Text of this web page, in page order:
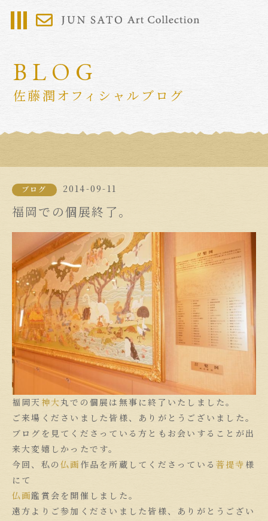
BLOG
佐藤潤オフィシャルブログ
ブログ 2014-09-11
福岡での個展終了。
福岡天 神大 丸での個展は無事に終了いたしました。
ご来場くださいました皆様、ありがとうございました。
ブログを見てくださっている方ともお会いすることが出
来大変嬉しかったです。
今回、私の仏画 作品を所蔵してくださっている菩提寺 様
にて
仏画鑑賞会を開催しました。
遠方よりご参加くださいました皆様、ありがとうござい